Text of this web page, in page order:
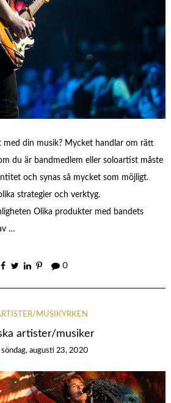
din musik? Mycket handlar om rätt
du är bandmedlem eller soloartist måste
och synas så mycket som möjligt.
strategier och verktyg.
Olika produkter med bandets
…
0
MUSIKYRKEN
artister/musiker
söndag, augusti 23, 2020